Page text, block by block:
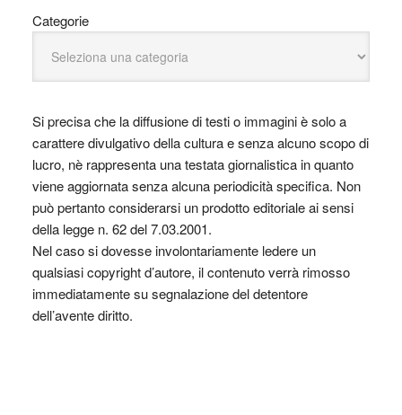
Categorie
Si precisa che la diffusione di testi o immagini è solo a
carattere divulgativo della cultura e senza alcuno scopo di
lucro, nè rappresenta una testata giornalistica in quanto
viene aggiornata senza alcuna periodicità specifica. Non
può pertanto considerarsi un prodotto editoriale ai sensi
della legge n. 62 del 7.03.2001.
Nel caso si dovesse involontariamente ledere un
qualsiasi copyright d’autore, il contenuto verrà rimosso
immediatamente su segnalazione del detentore
dell’avente diritto.